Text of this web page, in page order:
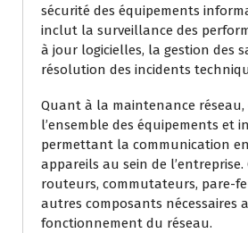
sécurité des équipements
inclut la surveillance des
à jour logicielles, la gestion des
résolution des incidents
Quant à la maintenance
l’ensemble des équipements et
permettant la communication
appareils au sein de l’entreprise.
routeurs, commutateurs, pare-
autres composants nécessaires
fonctionnement du réseau.